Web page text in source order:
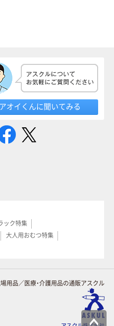
アオイくんに聞いてみる
ック特集
大人用おむつ特集
場用品／医療・介護用品の通販アスクル